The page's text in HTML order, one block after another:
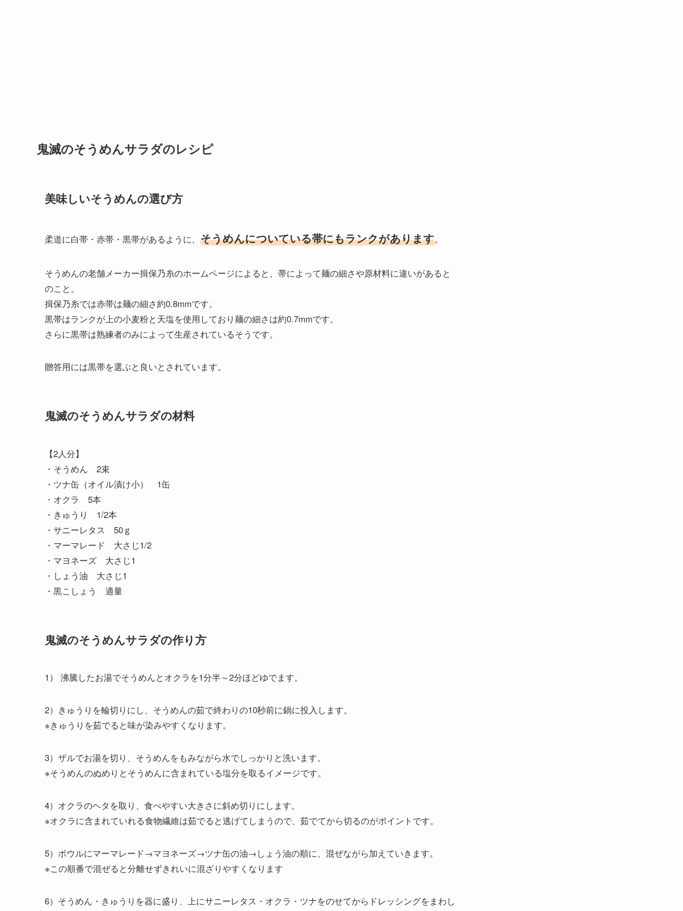
鬼滅のそうめんサラダのレシピ
美味しいそうめんの選び方
柔道に白帯・赤帯・黒帯があるように、 そうめんについている帯にもランクがあります。
そうめんの老舗メーカー揖保乃糸のホームページによると、帯によって麺の細さや原材料に違いがあると
のこと。
揖保乃糸では赤帯は麺の細さ約0.8mmです。
黒帯はランクが上の小麦粉と天塩を使用しており麺の細さは約0.7mmです。
さらに黒帯は熟練者のみによって生産されているそうです。
贈答用には黒帯を選ぶと良いとされています。
鬼滅のそうめんサラダの材料
【2人分】
・そうめん 2束
・ツナ缶（オイル漬け小） 1缶
・オクラ 5本
・きゅうり 1/2本
・サニーレタス 50ｇ
・マーマレード 大さじ1/2
・マヨネーズ 大さじ1
・しょう油 大さじ1
・黒こしょう 適量
鬼滅のそうめんサラダの作り方
1） 沸騰したお湯でそうめんとオクラを1分半～2分ほどゆでます。
2）きゅうりを輪切りにし、そうめんの茹で終わりの10秒前に鍋に投入します。
※きゅうりを茹でると味が染みやすくなります。
3）ザルでお湯を切り、そうめんをもみながら水でしっかりと洗います。
※そうめんのぬめりとそうめんに含まれている塩分を取るイメージです。
4）オクラのヘタを取り、食べやすい大きさに斜め切りにします。
※オクラに含まれていれる食物繊維は茹でると逃げてしまうので、茹でてから切るのがポイントです。
5）ボウルにマーマレード→マヨネーズ→ツナ缶の油→しょう油の順に、混ぜながら加えていきます。
※この順番で混ぜると分離せずきれいに混ざりやすくなります
6）そうめん・きゅうりを器に盛り、上にサニーレタス・オクラ・ツナをのせてからドレッシングをまわし